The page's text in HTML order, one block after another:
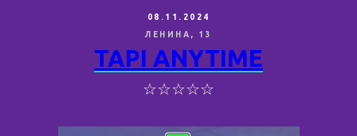
08.11.2024
ЛЕНИНА, 13
TAPI ANYTIME
☆☆☆☆☆